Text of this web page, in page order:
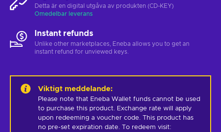
Detta är en digital utgåva av produkten (CD-KEY)
Omedelbar leverans
Instant refunds
Unlike other marketplaces, Eneba allows you to get an
instant refund for unviewed keys.
Viktigt meddelande:
Please note that Eneba Wallet funds cannot be used
to purchase this product. Exchange rate will apply
upon redeeming a voucher code. This product has
no pre-set expiration date. To redeem visit: